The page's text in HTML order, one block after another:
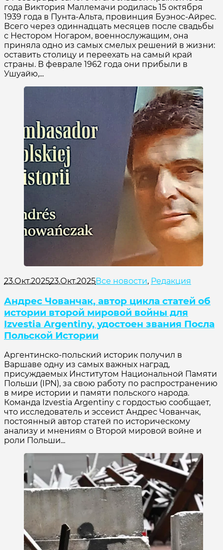
года Виктория Маллемачи родилась 15 октября
1939 года в Пунта-Альта, провинция Буэнос-Айрес.
Всего через одиннадцать месяцев после свадьбы
с Нестором Ногаром, военнослужащим, она
приняла одно из самых смелых решений в жизни:
оставить столицу и переехать на самый край
страны. В феврале 1962 года они прибыли в
Ушуайю,...
23.Окт.202523.Окт.2025Все новости, Редакция
Андрес Чованчак, автор цикла статей об
истории второй мировой войны для
Izvestia Argentiny, удостоен звания Посла
Польской Истории
Аргентинско-польский историк получил в
Варшаве одну из самых важных наград,
присуждаемых Институтом Национальной Памяти
Польши (IPN), за свою работу по распространению
в мире истории и памяти польского народа.
Команда Izvestia Argentiny с гордостью сообщает,
что исследователь и эссеист Андрес Чованчак,
постоянный автор статей по историческому
анализу и мнениям о Второй мировой войне и
роли Польши...